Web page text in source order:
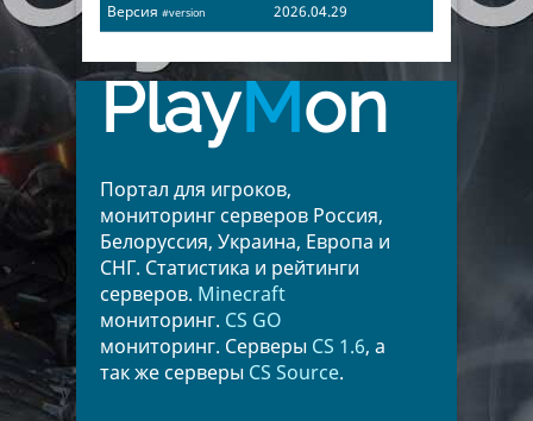
Версия #version 2026.04.29
PlayMon
Портал для игроков,
мониторинг серверов Россия,
Белоруссия, Украина, Европа и
СНГ. Статистика и рейтинги
серверов. Minecraft
мониторинг. CS GO
мониторинг. Серверы CS 1.6, а
так же серверы CS Source.